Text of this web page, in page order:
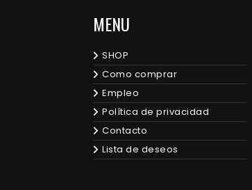
MENU
SHOP
Como comprar
Empleo
Política de privacidad
Contacto
Lista de deseos